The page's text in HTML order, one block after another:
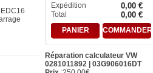
Expédition
0,00 €
Total 0,00 €
PANIER COMMANDER
Réparation calculateur VW
0281011892 | 03G906016DT